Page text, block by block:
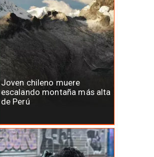
Joven chileno muere
escalando montaña más alta
de Perú